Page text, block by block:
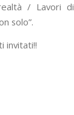
/ Lavori di
solo”.
invitati!!